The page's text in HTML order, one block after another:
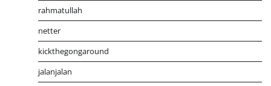
rahmatullah
netter
kickthegongaround
jalanjalan